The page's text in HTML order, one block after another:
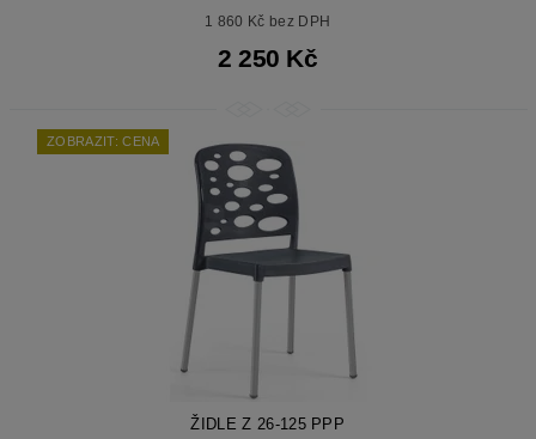
1 860 Kč bez DPH
2 250 Kč
ZOBRAZIT: CENA
ŽIDLE Z 26-125 PPP